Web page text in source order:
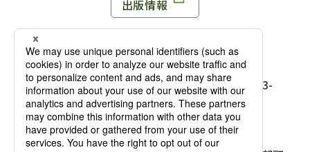
出版情報
〒102-0093 東京都千代田区平河町 1-3-13 8F
TEL：03-3263-3959／FAX：03-3263-3116
麹町店
〒102-0093 東京都千代田区平河町1-3-
13 8F［アクセス］
TEL：03-3239-8673／FAX：03-3263-
3116